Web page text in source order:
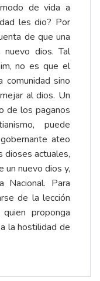
de vida a
les dio? Por
de que una
nuevo dios. Tal
no es que el
sino
al dios. Un
de los paganos
puede
ateo
dioses actuales,
un nuevo dios y,
Nacional. Para
de la lección
proponga
la hostilidad de